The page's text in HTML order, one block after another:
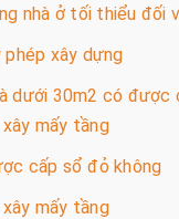
nhà ở tối thiểu đối
xây dựng
dưới 30m2 có được
mấy tầng
cấp sổ đỏ không
mấy tầng